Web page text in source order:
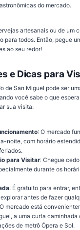
do mercado.
artesanais ou de um
para todos. Então, pegue
ao seu redor!
e Dicas para
de San Miguel pode ser
você sabe o que
sua visita:
: O mercado
noite, com horário
para Visitar: Chegue
durante os
: É gratuito para entrar,
antes de fazer
mercado está
a uma curta caminhada
de metrô Ópera e Sol.